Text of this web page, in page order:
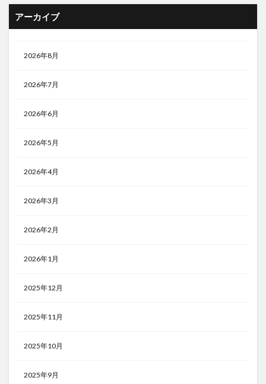
アーカイブ
2026年8月
2026年7月
2026年6月
2026年5月
2026年4月
2026年3月
2026年2月
2026年1月
2025年12月
2025年11月
2025年10月
2025年9月